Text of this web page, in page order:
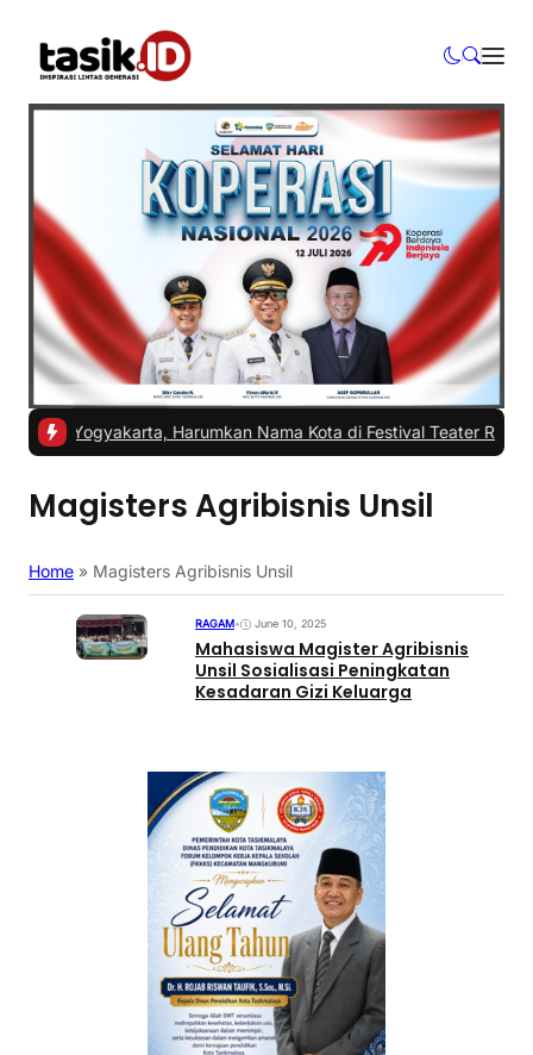
Yogyakarta, Harumkan Nama Kota di Festival Teater Remaja
Magisters Agribisnis Unsil
Home » Magisters Agribisnis Unsil
RAGAM• June 10, 2025
Mahasiswa Magister Agribisnis
Unsil Sosialisasi Peningkatan
Kesadaran Gizi Keluarga